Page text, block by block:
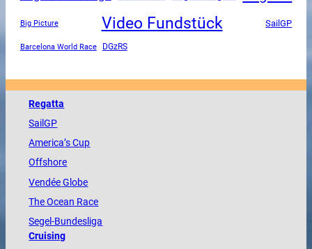
Big Picture Video Fundstück SailGP
Barcelona World Race DGzRS
Regatta
SailGP
America’s Cup
Offshore
VendéeGlobe
TheOcean Race
Segel-Bundesliga
Cruising